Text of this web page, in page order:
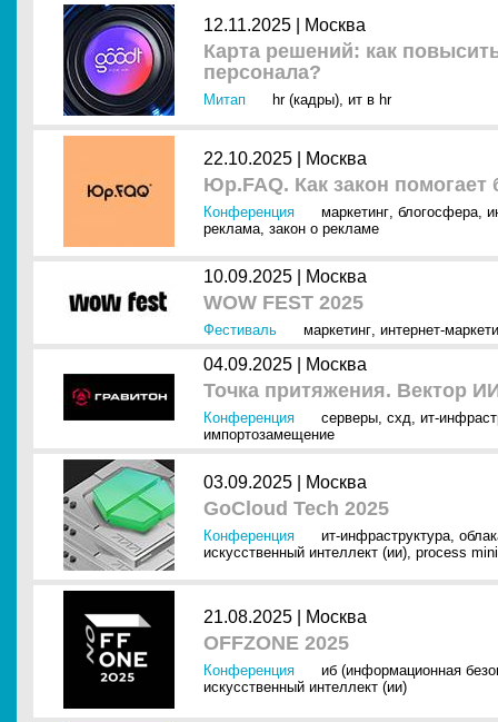
12.11.2025 | Москва
Карта решений: как
персонала?
Митап hr (кадры), ит в hr
22.10.2025 | Москва
Юр.FAQ. Как закон помогает
Конференция маркетинг, блогосфера,
реклама, закон о рекламе
10.09.2025 | Москва
WOW FEST 2025
Фестиваль маркетинг, интернет-
04.09.2025 | Москва
Точка притяжения. Вектор
Конференция серверы, схд, ит-
импортозамещение
03.09.2025 | Москва
GoCloud Tech 2025
Конференция ит-инфраструктура,
искусственный интеллект (ии), process
21.08.2025 | Москва
OFFZONE 2025
Конференция
иб (информационная
искусственный интеллект (ии)